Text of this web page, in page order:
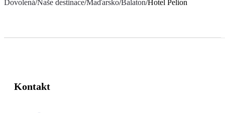
Dovolená/Naše destinace/Maďarsko/Balaton/Hotel Pelion
Kontakt